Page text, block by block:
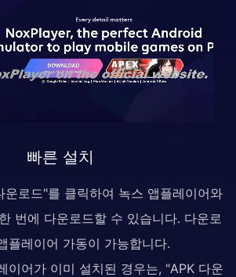
빠른 설치
운로드"를 클릭하여 녹스 앱플레이어와
번에 다운로드할 수 있습니다. 다운로
플레이어 가동이 가능합니다.
이어가 이미 설치된 경우는, "APK 다운